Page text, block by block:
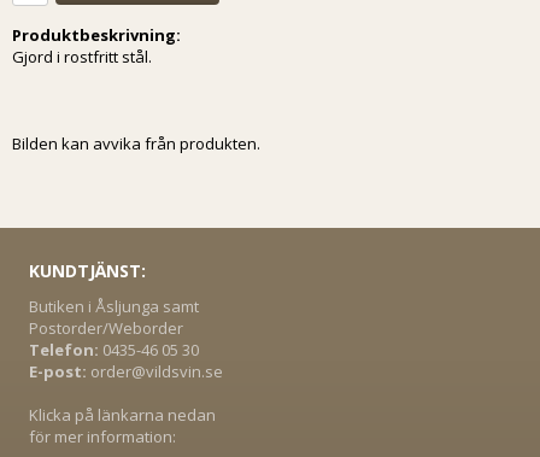
Produktbeskrivning:
Gjord i rostfritt stål.
Bilden kan avvika från produkten.
KUNDTJÄNST:
Butiken i Åsljunga samt
Postorder/Weborder
Telefon: 0435-46 05 30
E-post: order@vildsvin.se
Klicka på länkarna nedan
för mer information: